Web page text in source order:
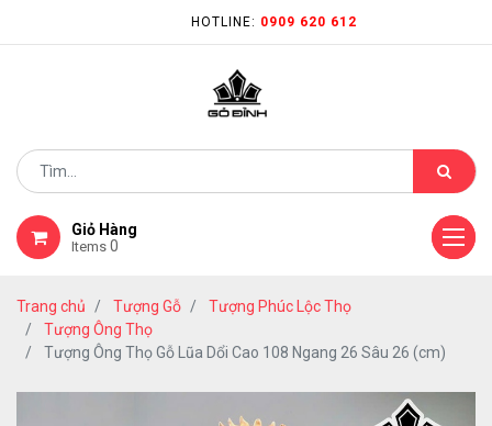
HOTLINE: 0909 620 612
Giỏ Hàng
Items 0
Trang chủ Tượng Gỗ
Tượng Phúc Lộc Thọ
Tượng Ông Thọ
Tượng Ông Thọ Gỗ Lũa Dổi Cao 108 Ngang 26 Sâu 26 (cm)